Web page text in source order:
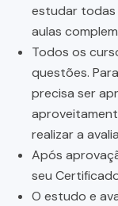
estudar todas
aulas
Todos os
questões.
precisa ser
realizar a
Após
seu
O estudo e